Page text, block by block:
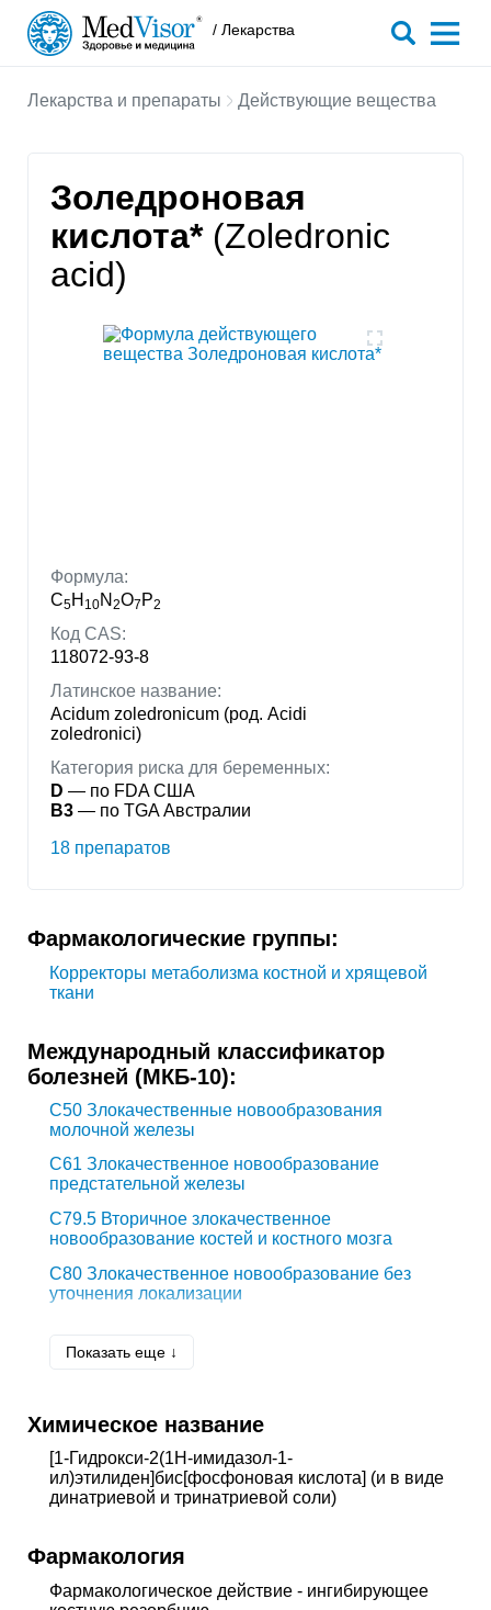
/ Лекарства
Лекарства и препараты Действующие вещества
Золедроновая
кислота* (Zoledronic
acid)
Формула:
C5H 10N 2O7 P2
Код CAS:
118072-93-8
Латинское название:
Acidum zoledronicum (род. Acidi
zoledronici)
Категория риска для беременных:
D — по FDA США
B3 — по TGA Австралии
18 препаратов
Фармакологические группы:
Корректоры метаболизма костной и хрящевой
ткани
Международный классификатор
болезней (МКБ-10):
C50 Злокачественные новообразования
молочной железы
C61 Злокачественное новообразование
предстательной железы
C79.5 Вторичное злокачественное
новообразование костей и костного мозга
C80 Злокачественное новообразование без
уточнения локализации
E83.5.0*Гиперкальциемия
M80Остеопороз с патологическим переломом
M88Болезнь Педжета (костей) [деформирующий
остеит]
Показать еще ↓
Химическое название
[1-Гидрокси-2(1H-имидазол-1-
ил)этилиден]бис[фосфоновая кислота] (и в виде
динатриевой и тринатриевой соли)
Фармакология
Фармакологическое действие - ингибирующее